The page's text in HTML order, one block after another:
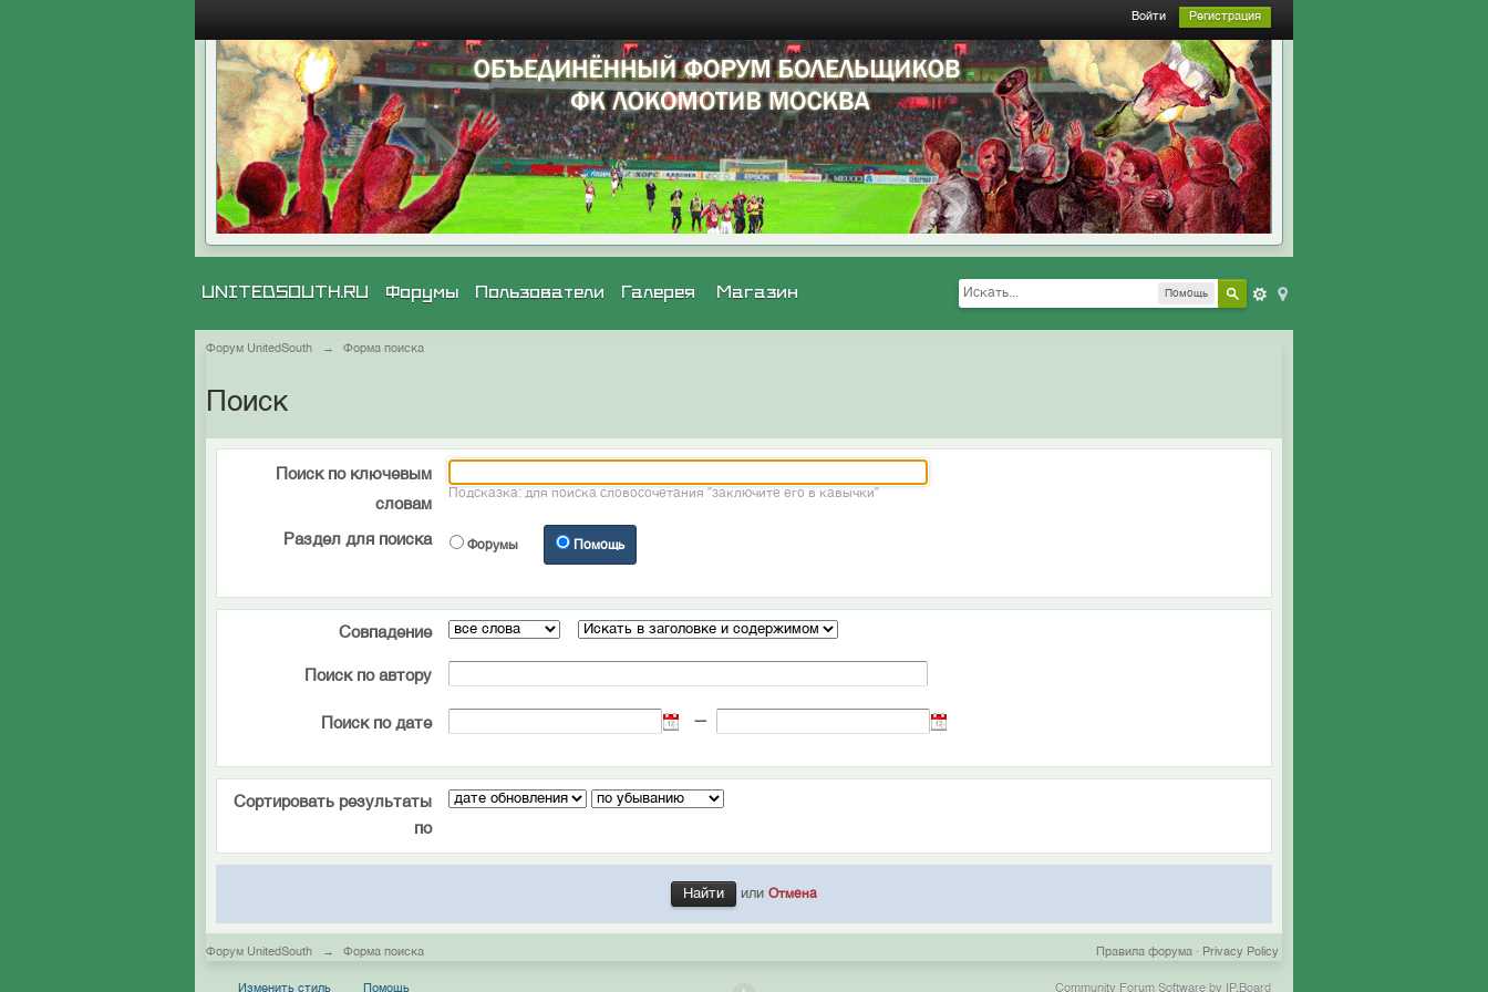
Войти Регистрация
Помощь
UNITEDSOUTH.RU Галерея Магазин
Форумы Пользователи
Форум UnitedSouth → Форма поиска
Поиск
Поиск по ключевым
словам
Подсказка: для поиска словосочетания "заключите его в кавычки"
Раздел для поиска Форумы Помощь
Совпадение
Поиск по автору
Поиск по дате —
Сортировать результаты
по
или Отмена
Форум UnitedSouth → Форма поиска Privacy Policy
Правила форума ·
Изменить стиль Помощь Community Forum Software by IP.Board